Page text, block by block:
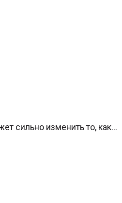
сильно изменить то, как...